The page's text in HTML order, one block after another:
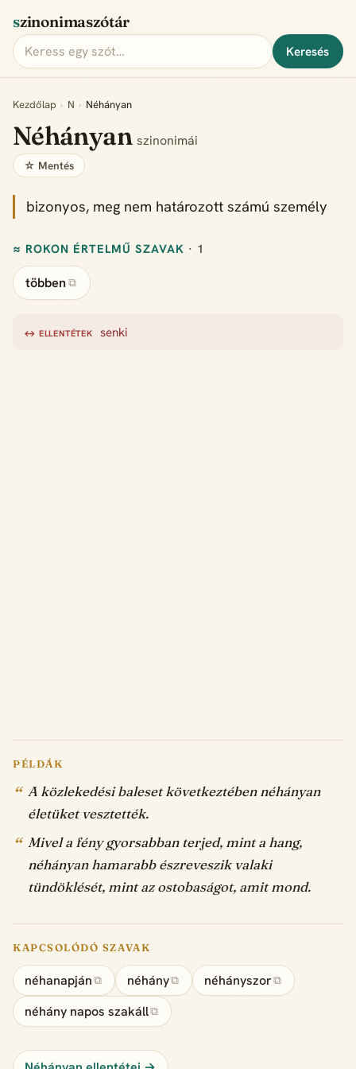
szinonimaszótár
Keresés
Kezdőlap › N › Néhányan
Néhányanszinonimái
☆ Mentés
bizonyos, meg nem határozott számú személy
≈ ROKON ÉRTELMŰ SZAVAK · 1
többen ⧉
↔ ELLENTÉTEK senki
PÉLDÁK
A közlekedési baleset következtében néhányan
életüket vesztették.
Mivel a fény gyorsabban terjed, mint a hang,
néhányan hamarabb észreveszik valaki
tündöklését, mint az ostobaságot, amit mond.
KAPCSOLÓDÓ SZAVAK
néhanapján ⧉ néhány⧉ néhányszor⧉
néhány napos szakáll⧉